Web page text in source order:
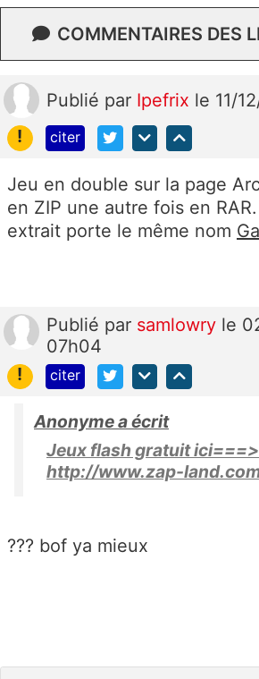
COMMENTAIRES DES
Publié par Ipefrix le 11/
!
citer
Jeu en double sur la page
en ZIP une autre fois en
extrait porte le même nom
Publié par samlowry le
07h04
!
citer
Anonyme a écrit
Jeux flash gratuit ici===>
http://www.zap-
??? bof ya mieux